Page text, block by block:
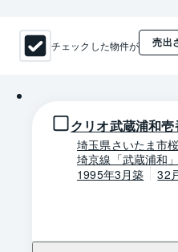
チェックした物件が 売出
クリオ武蔵浦和
埼玉県さいたま市
埼京線「武蔵浦和
1995年3月築
32